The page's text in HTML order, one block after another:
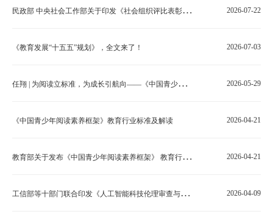
动计划》提出推进“…
民
政部 中央社会工作部关于印发《社会组织评比表彰活动管理办法》的通知（附解读） 2026-07-22
《教育发展“十五五”规划》，全文来了！ 2026-07-03
任
翔 | 为阅读立标准，为成长引航向——《中国青少年阅读素养框架》的研制与应用 2026-05-29
《中国青少年阅读素养框架》教育行业标准及解读 2026-04-21
教
育部关于发布《中国青少年阅读素养框架》 教育行业标准的通知 2026-04-21
工
信部等十部门联合印发《人工智能科技伦理审查与服务办法（试行）》 2026-04-09